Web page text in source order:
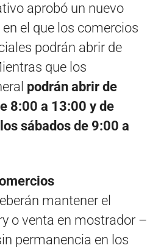
aprobó un nuevo
el que los comercios
podrán abrir de
que los
podrán abrir de
8:00 a 13:00 y de
sábados de 9:00 a
mantener el
o venta en mostrador –
permanencia en los